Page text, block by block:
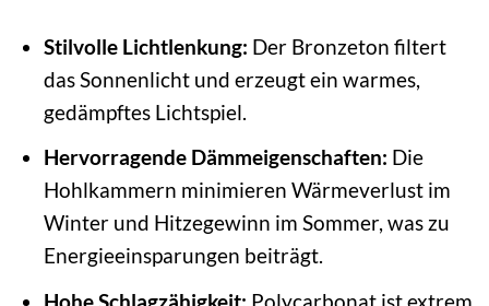
Stilvolle Lichtlenkung: Der Bronzeton filtert
das Sonnenlicht und erzeugt ein warmes,
gedämpftes Lichtspiel.
Hervorragende Dämmeigenschaften: Die
Hohlkammern minimieren Wärmeverlust im
Winter und Hitzegewinn im Sommer, was zu
Energieeinsparungen beiträgt.
Hohe Schlagzähigkeit: Polycarbonat ist extrem